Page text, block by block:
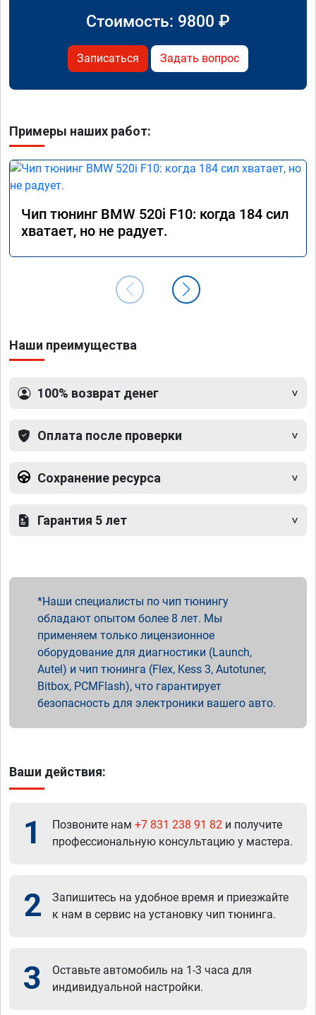
Стоимость: 9800 ₽
Записаться Задать вопрос
Примеры наших работ:
Чип тюнинг BMW 520i F10: когда 184 сил
хватает, но не радует.
Наши преимущества
100% возврат денег
Оплата после проверки
Сохранение ресурса
Гарантия 5 лет
Наши специалисты по чип тюнингу
обладают опытом более 8 лет. Мы
применяем только лицензионное
оборудование для диагностики (Launch,
Autel) и чип тюнинга (Flex, Kess 3, Autotuner,
Bitbox, PCMFlash), что гарантирует
безопасность для электроники вашего авто.
Ваши действия:
1 Позвоните нам +7 831 238 91 82 и получите
профессиональную консультацию у мастера.
2
Запишитесь на удобное время и приезжайте
к нам в сервис на установку чип тюнинга.
3
Оставьте автомобиль на 1-3 часа для
индивидуальной настройки.